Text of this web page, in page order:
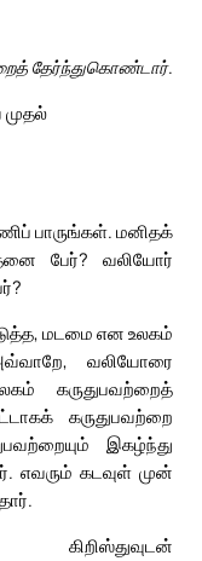
தேர்ந்துகொண்டார்.
முதல்
பாருங்கள். மனிதக்
பேர்? வலியோர்
மடமை என உலகம்
வலியோரை
கருதுபவற்றைத்
கருதுபவற்றை
இகழ்ந்து
எவரும் கடவுள் முன்